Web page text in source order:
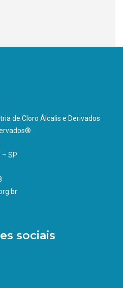
de Cloro Álcalis e Derivados
– SP
sociais